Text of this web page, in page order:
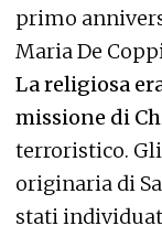
primo
Maria De
La religiosa
missione di
terroristico.
originaria di
stati